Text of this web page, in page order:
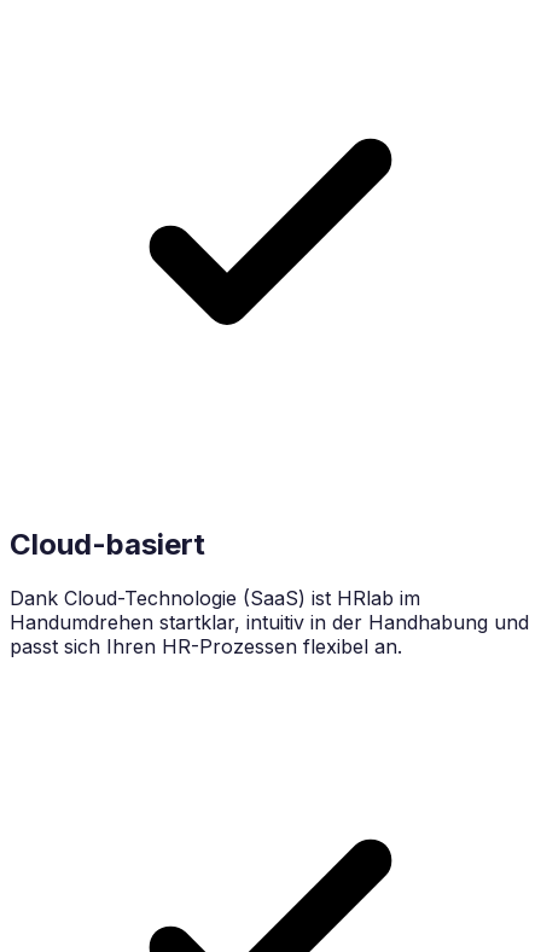
Cloud-basiert
Dank Cloud-Technologie (SaaS) ist HRlab im
Handumdrehen startklar, intuitiv in der Handhabung und
passt sich Ihren HR-Prozessen flexibel an.